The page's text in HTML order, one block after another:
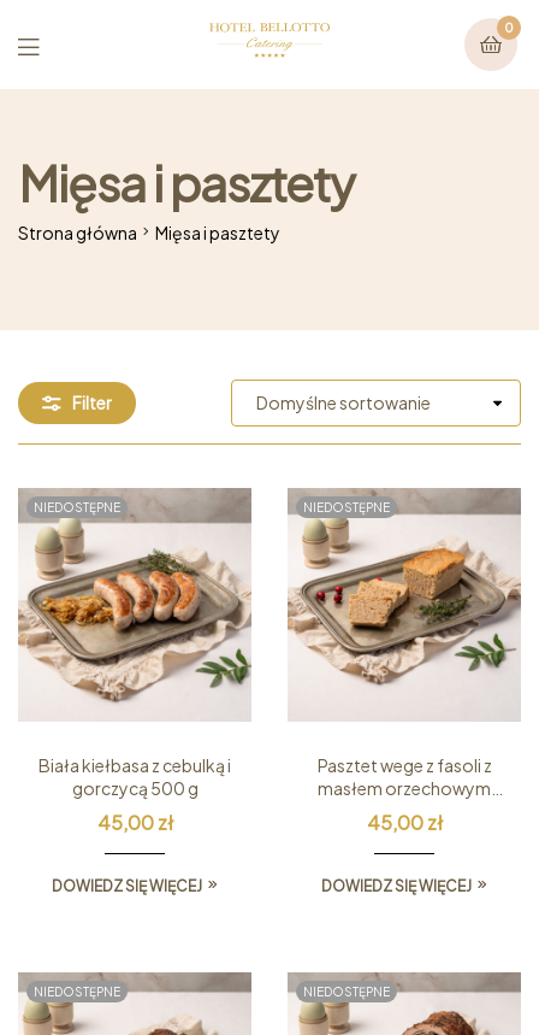
0
Mięsa i pasztety
Strona główna Mięsa i pasztety
Filter
NIEDOSTĘPNE
Biała kiełbasa z cebulką i
gorczycą 500 g
45,00zł
DOWIEDZ SIĘ WIĘCEJ
NIEDOSTĘPNE
Pasztet wege z fasoli z
masłem orzechowym
420 g
45,00zł
DOWIEDZ SIĘ WIĘCEJ
NIEDOSTĘPNE NIEDOSTĘPNE